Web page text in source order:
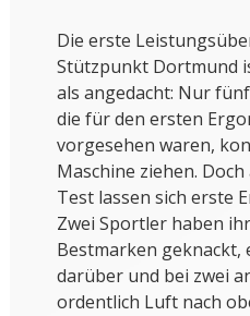
Die erste
Stützpunkt Dortmund
als angedacht: Nur
die für den ersten
vorgesehen waren,
Maschine ziehen.
Test lassen sich erste
Zwei Sportler haben
Bestmarken geknackt,
darüber und bei zwei
ordentlich Luft nach